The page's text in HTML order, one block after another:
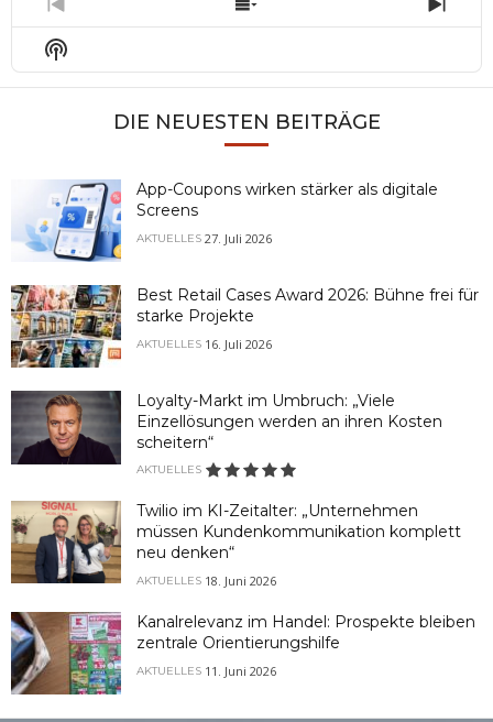
Previous
Episode
Show
Episodes
Next
Show
Podcast
Information
DIE NEUESTEN BEITRÄGE
App-Coupons wirken stärker als digitale
Screens
AKTUELLES 27. Juli 2026
Best Retail Cases Award 2026: Bühne frei für
starke Projekte
AKTUELLES 16. Juli 2026
Loyalty-Markt im Umbruch: „Viele
Einzellösungen werden an ihren Kosten
scheitern“
AKTUELLES
Twilio im KI-Zeitalter: „Unternehmen
müssen Kundenkommunikation komplett
neu denken“
AKTUELLES 18. Juni 2026
Kanalrelevanz im Handel: Prospekte bleiben
zentrale Orientierungshilfe
AKTUELLES 11. Juni 2026